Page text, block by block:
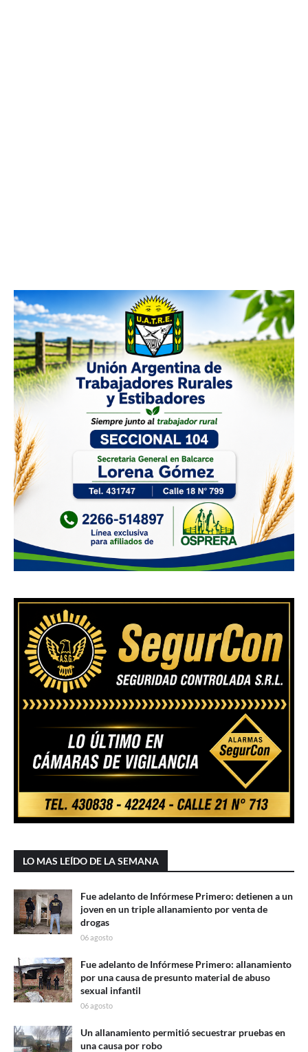
LO MAS LEÍDO DE LA SEMANA
Fue adelanto de Infórmese Primero: detienen a un
joven en un triple allanamiento por venta de
drogas
06 agosto
Fue adelanto de Infórmese Primero: allanamiento
por una causa de presunto material de abuso
sexual infantil
06 agosto
Un allanamiento permitió secuestrar pruebas en
una causa por robo